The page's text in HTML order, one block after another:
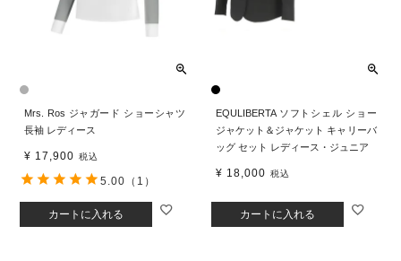
Mrs. Ros ジャガード ショーシャツ
長袖 レディース
¥ 17,900 税込
カートに入れる
5.00 （1）
EQULIBERTA ソフトシェル ショー
ジャケット＆ジャケット キャリーバ
ッグ セット レディース・ジュニア
¥ 18,000 税込
カートに入れる